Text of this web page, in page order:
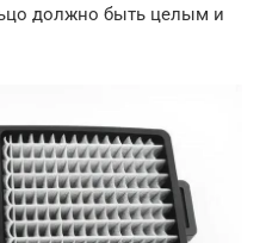
должно быть целым и